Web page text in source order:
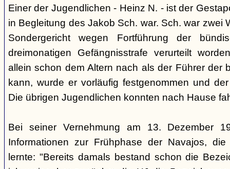
Einer der Jugendlichen - Heinz N. - ist der
in Begleitung des Jakob Sch. war. Sch. war zwei
Sondergericht wegen Fortführung der
dreimonatigen Gefängnisstrafe verurteilt
allein schon dem Altern nach als der Führer der
kann, wurde er vorläufig festgenommen und
Die übrigen Jugendlichen konnten nach Hause
Bei seiner Vernehmung am 13. Dezember
Informationen zur Frühphase der Navajos,
lernte: "Bereits damals bestand schon die